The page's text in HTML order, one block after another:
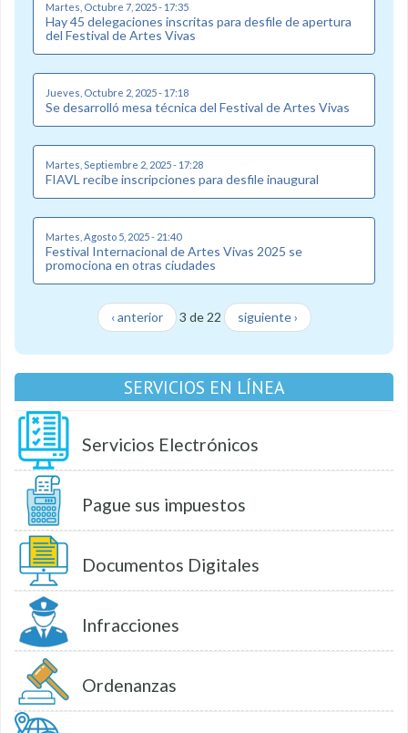
Martes, Octubre 7, 2025 - 17:35
Hay 45 delegaciones inscritas para desfile de apertura
del Festival de Artes Vivas
Jueves, Octubre 2, 2025 - 17:18
Se desarrolló mesa técnica del Festival de Artes Vivas
Martes, Septiembre 2, 2025 - 17:28
FIAVL recibe inscripciones para desfile inaugural
Martes, Agosto 5, 2025 - 21:40
Festival Internacional de Artes Vivas 2025 se
promociona en otras ciudades
‹ anterior 3 de 22 siguiente ›
SERVICIOS EN LÍNEA
Servicios Electrónicos
Pague sus impuestos
Documentos Digitales
Infracciones
Ordenanzas